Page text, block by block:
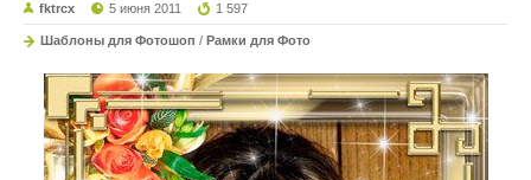
fktrcx 5 июня 2011 1 597
Шаблоны для Фотошоп / Рамки для Фото